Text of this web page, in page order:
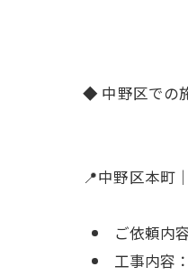
◆ 中野区での
📍中野区本町
ご依頼内
工事内容